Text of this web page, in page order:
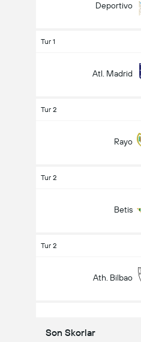
Deportivo
Tur 1
Atl. Madrid
Tur 2
Rayo
Tur 2
Betis
Tur 2
Ath. Bilbao
Son Skorlar